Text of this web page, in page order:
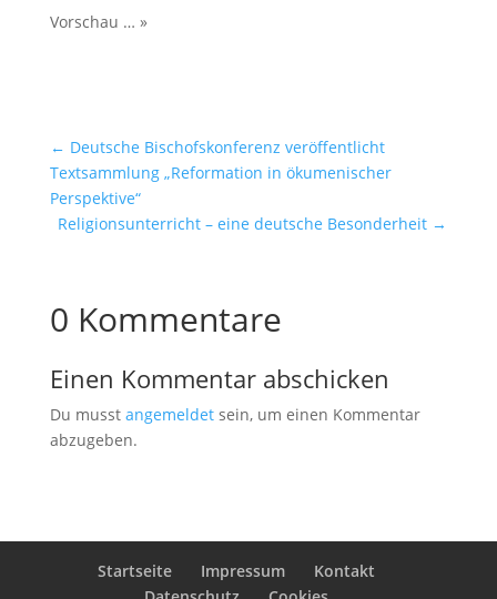
Vorschau … »
← Deutsche Bischofskonferenz veröffentlicht
Textsammlung „Reformation in ökumenischer
Perspektive“
Religionsunterricht – eine deutsche Besonderheit →
0 Kommentare
Einen Kommentar abschicken
Du musst angemeldetsein, um einen Kommentar
abzugeben.
Startseite Impressum
Kontakt